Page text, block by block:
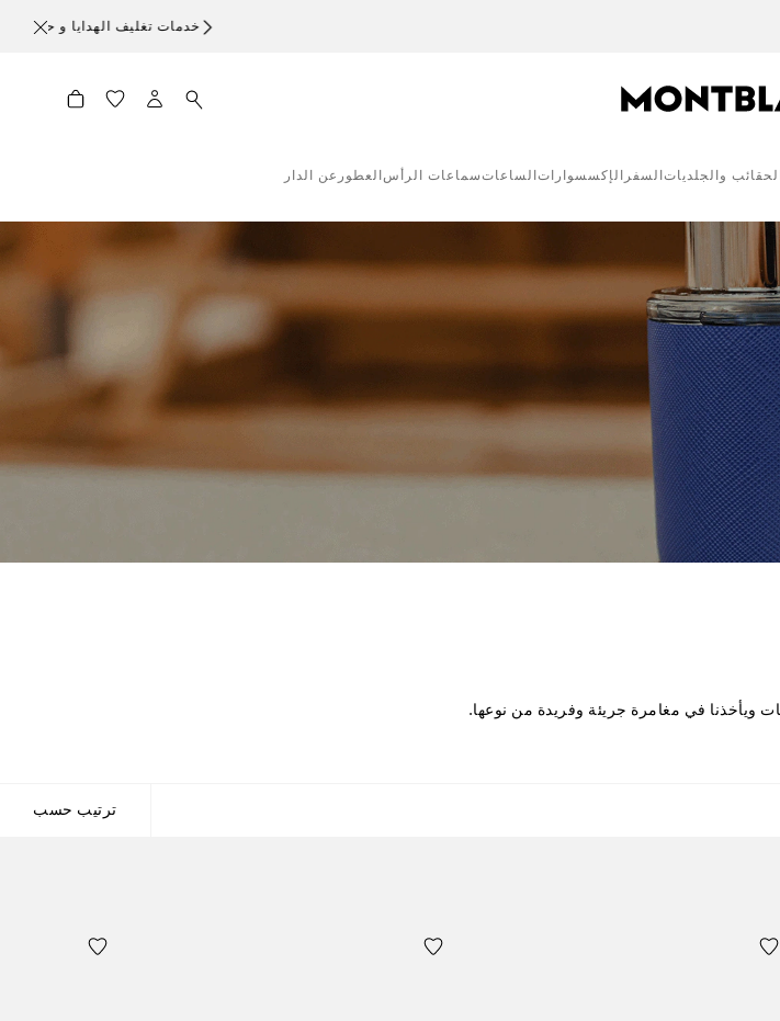
الحقائب والجلديات السفر الإكسسوارات الساعاتسماعات الرأس العطور عن الدار
ويأخذنا في مغامرة جريئة وفريدة من نوعها.
ترتيب حسب